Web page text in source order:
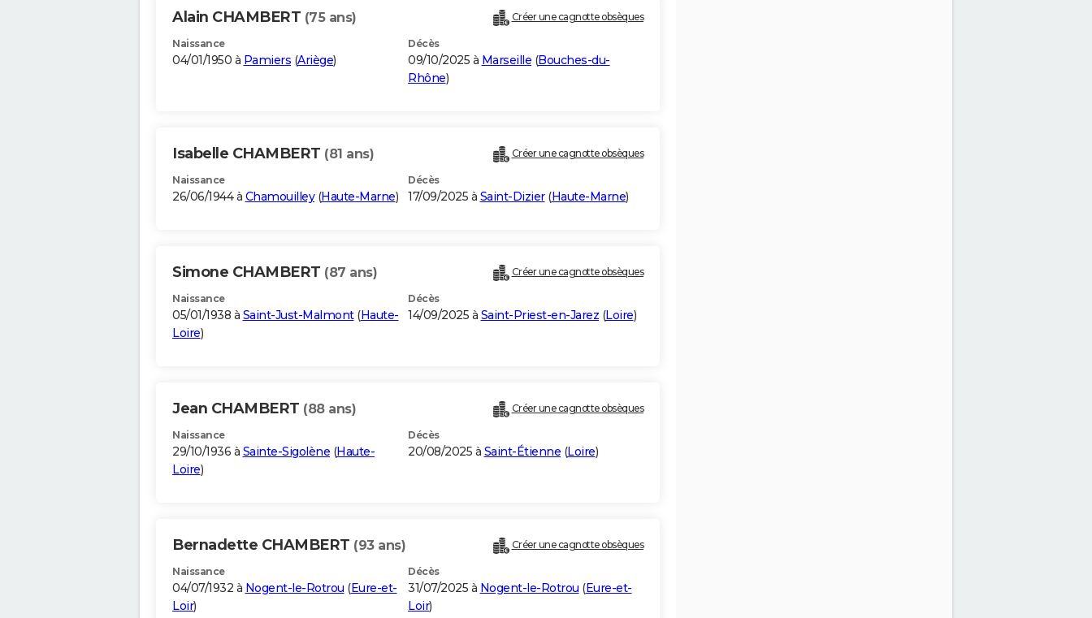
Alain CHAMBERT (75 ans) Créer une cagnotte obsèques
Naissance
04/01/1950 à Pamiers (Ariège)
Décès
09/10/2025 à Marseille (Bouches-du-
Rhône)
Isabelle CHAMBERT (81 ans) Créer une cagnotte obsèques
Naissance
26/06/1944 à Chamouilley(Haute-Marne)
Décès
17/09/2025 à Saint-Dizier(Haute-Marne)
Simone CHAMBERT (87 ans) Créer une cagnotte obsèques
Naissance
05/01/1938 à Saint-Just-Malmont(Haute-
Loire)
Décès
14/09/2025 à Saint-Priest-en-Jarez (Loire)
Jean CHAMBERT (88 ans) Créer une cagnotte obsèques
Naissance
29/10/1936 à Sainte-Sigolène (Haute-
Loire)
Décès
20/08/2025 à Saint-Étienne (Loire)
Bernadette CHAMBERT (93 ans) Créer une cagnotte obsèques
Naissance
04/07/1932 à Nogent-le-Rotrou (Eure-et-
Loir)
Décès
31/07/2025 à Nogent-le-Rotrou (Eure-et-
Loir)